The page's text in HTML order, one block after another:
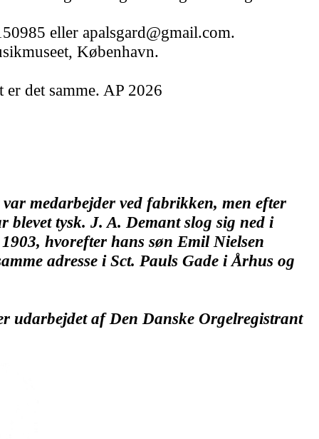
eller apalsgard@gmail.com.
København.
det samme. AP 2026
medarbejder ved fabrikken, men efter
tysk. J. A. Demant slog sig ned i
hvorefter hans søn Emil Nielsen
adresse i Sct. Pauls Gade i Århus og
udarbejdet af Den Danske Orgelregistrant